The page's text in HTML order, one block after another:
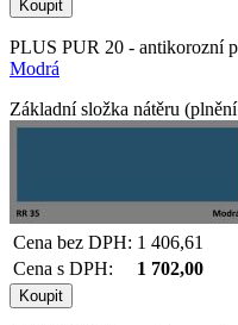
PLUS PUR 20 - antikorozní
Modrá
Základní složka nátěru
Cena bez DPH: 1 406,61
Cena s DPH:
1 702,00